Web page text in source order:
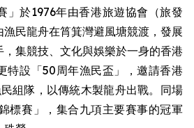
」於1976年由香港旅遊協會（旅發
民龍舟在筲箕灣避風塘競渡，發展
集競技、文化與娛樂於一身的香港
特設「50周年漁民盃」，邀請香港
組隊，以傳統木製龍舟出戰。同場
標賽」，集合九項主要賽事的冠軍